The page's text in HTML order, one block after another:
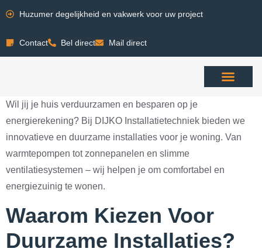
Huzumer degelijkheid en vakwerk voor uw project
Contact Bel direct Mail direct
Wil jij je huis verduurzamen en besparen op je
energierekening? Bij DIJKO Installatietechniek bieden we
innovatieve en duurzame installaties voor je woning. Van
warmtepompen tot zonnepanelen en slimme
ventilatiesystemen – wij helpen je om comfortabel en
energiezuinig te wonen.
Waarom Kiezen Voor
Duurzame Installaties?